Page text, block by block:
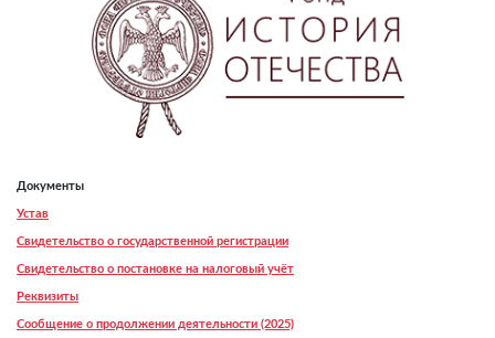
Документы
Устав
Свидетельство о государственной регистрации
Свидетельство о постановке на налоговый учёт
Реквизиты
Сообщение о продолжении деятельности (2025)